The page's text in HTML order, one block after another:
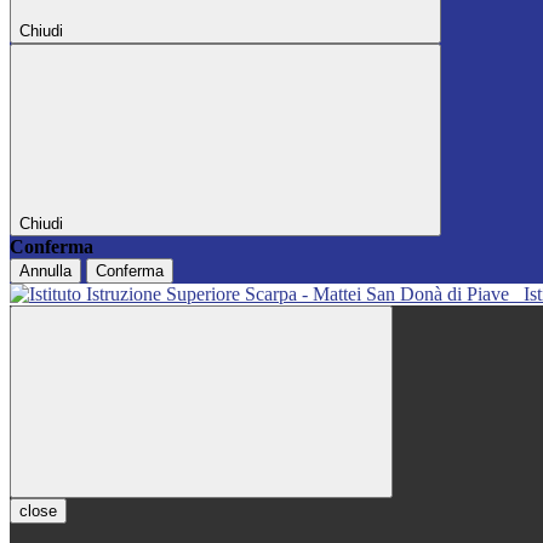
Chiudi
Chiudi
Conferma
Annulla Conferma
close